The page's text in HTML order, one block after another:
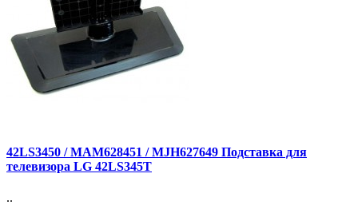
42LS3450 / MAM628451 / MJH627649 Подставка для
телевизора LG 42LS345T
..